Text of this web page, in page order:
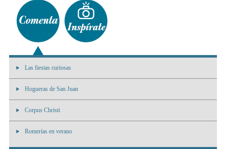
Las fiestas curiosas
Hogueras de San Juan
Corpus Christi
Romerías en verano